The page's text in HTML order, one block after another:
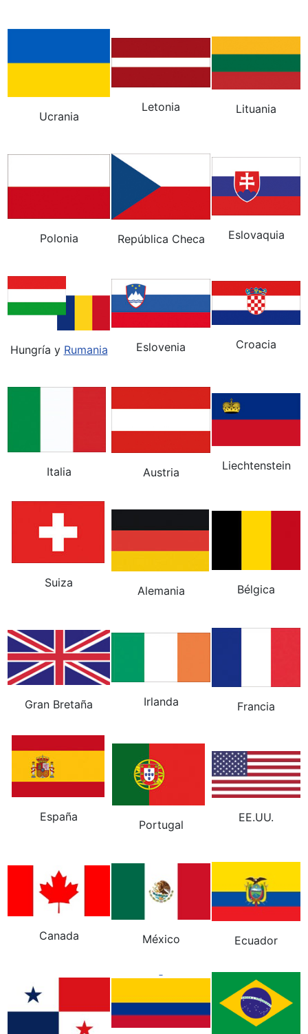
Ucrania
Letonia Lituania
Polonia República Checa Eslovaquia
Hungría y Rumania Eslovenia Croacia
Italia Austria Liechtenstein
Suiza
Alemania Bélgica
Gran Bretaña Irlanda Francia
España
Portugal
EE.UU.
Canada México Ecuador